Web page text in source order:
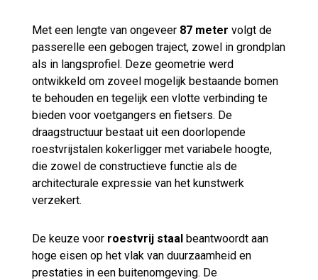
Met een lengte van ongeveer 87 meter volgt de
passerelle een gebogen traject, zowel in grondplan
als in langsprofiel. Deze geometrie werd
ontwikkeld om zoveel mogelijk bestaande bomen
te behouden en tegelijk een vlotte verbinding te
bieden voor voetgangers en fietsers. De
draagstructuur bestaat uit een doorlopende
roestvrijstalen kokerligger met variabele hoogte,
die zowel de constructieve functie als de
architecturale expressie van het kunstwerk
verzekert.
De keuze voor roestvrij staalbeantwoordt aan
hoge eisen op het vlak van duurzaamheid en
prestaties in een buitenomgeving. De